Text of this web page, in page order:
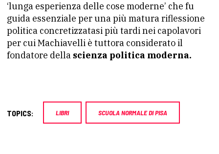
‘lunga esperienza delle cose moderne’ che fu
guida essenziale per una più matura riflessione
politica concretizzatasi più tardi nei capolavori
per cui Machiavelli è tuttora considerato il
fondatore della scienza politica moderna.
TOPICS: LIBRI SCUOLA NORMALE DI PISA